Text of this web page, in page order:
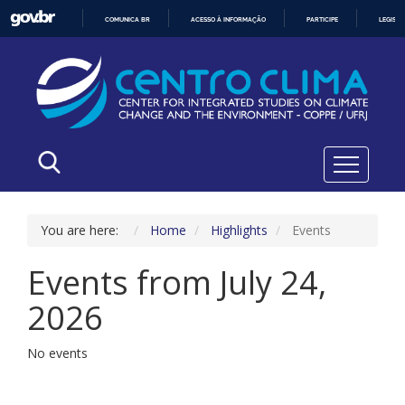
O
CONTEÚDO
COMUNICA BR ACESSO À INFORMAÇÃO PARTICIPE
You are here: Home Highlights Events
Events from July 24,
2026
No events